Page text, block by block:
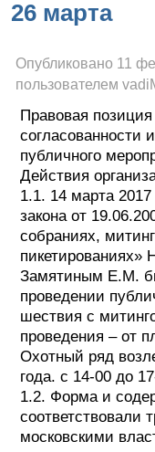
26 марта
Опубликовано 11
пользователем
Правовая
согласованности
публичного
Действия
1.1. 14 марта 2017
закона от
собраниях,
Замятиным Е.М.
проведении
шествия с
проведения – от
Охотный ряд
года. с 14-00 до
1.2. Форма и
соответствовали
московскими